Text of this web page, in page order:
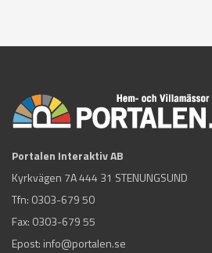
Portalen Interaktiv AB
Kyrkvägen 7A 444 31 STENUNGSUND
Tfn: 0303-679 50
Fax: 0303-679 55
Epost: info@portalen.se